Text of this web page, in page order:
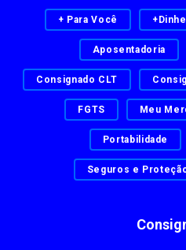
+ Para Você
Aposentadoria
Consignado CLT
FGTS Meu
Portabilidade
Seguros e